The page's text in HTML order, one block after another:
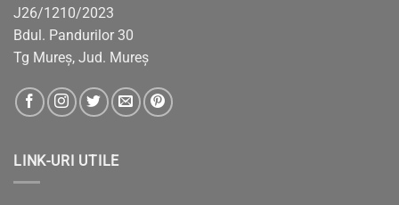
J26/1210/2023
Bdul. Pandurilor 30
Tg Mureș, Jud. Mureș
LINK-URI UTILE